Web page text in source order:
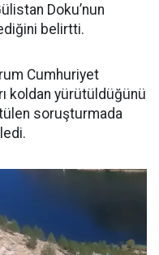
Doku’nun
belirtti.
Cumhuriyet
koldan yürütüldüğünü
soruşturmada